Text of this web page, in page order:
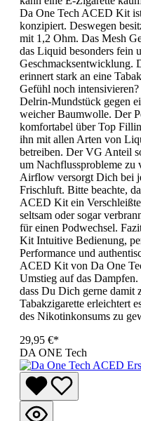
Da One Tech ACED Kit
konzipiert. Deswegen
mit 1,2 Ohm. Das Mesh
das Liquid besonders fein
Geschmacksentwicklung.
erinnert stark an eine
Gefühl noch
Delrin-Mundstück gegen
weicher Baumwolle. Der
komfortabel über Top
ihn mit allen Arten von
betreiben. Der VG Anteil
um Nachflussprobleme zu
Airflow versorgt Dich bei
Frischluft. Bitte beachte,
ACED Kit ein
seltsam oder sogar
für einen Podwechsel.
Kit Intuitive Bedienung,
Performance und
ACED Kit von Da One
Umstieg auf das
dass Du Dich gerne damit
Tabakzigarette erleichtert
des Nikotinkonsums zu
29,95 €*
DA ONE Tech